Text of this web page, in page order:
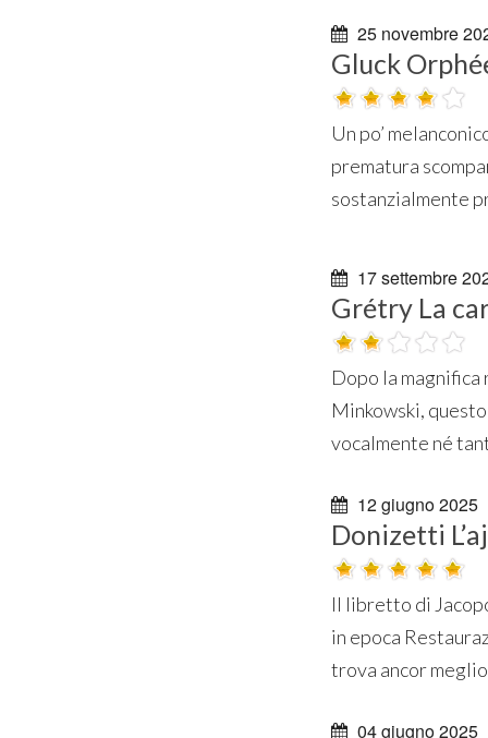
25 novembre
Gluck
Un po’
prematura
sostanzialmente
17 settembre
Grétry La
Dopo la
Minkowski,
vocalmente né
12 giugno 2025
Donizetti
Il libretto di
in epoca
trova ancor
04 giugno 2025